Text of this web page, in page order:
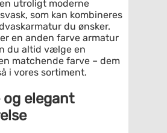
utroligt moderne
som kan kombineres
du ønsker.
en anden farve armatur
du altid vælge en
matchende farve – dem
i vores sortiment.
og elegant